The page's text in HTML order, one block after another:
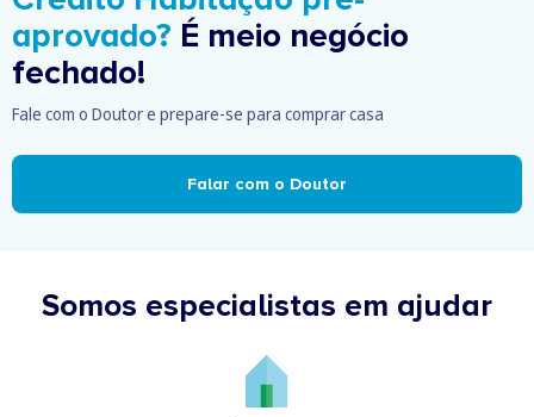
aprovado? É meio negócio
fechado!
Fale com o Doutor e prepare-se para comprar casa
Falar com o Doutor
Somos especialistas em ajudar